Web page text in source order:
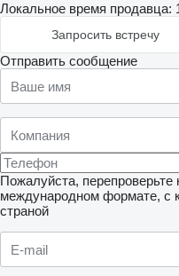
Локальное время продавца:
Запросить встречу
Отправить сообщение
Пожалуйста, перепроверьте
международном формате, с
страной